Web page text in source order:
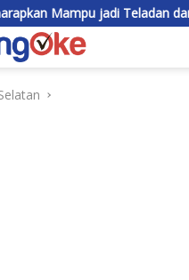
Teladan dan Bawa